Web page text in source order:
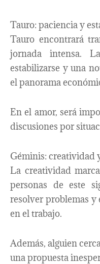
Tauro: paciencia y
Tauro encontrará
jornada intensa.
estabilizarse y una
el panorama
En el amor, será
discusiones por
Géminis: creatividad
La creatividad
personas de este
resolver problemas y
en el trabajo.
Además, alguien
una propuesta